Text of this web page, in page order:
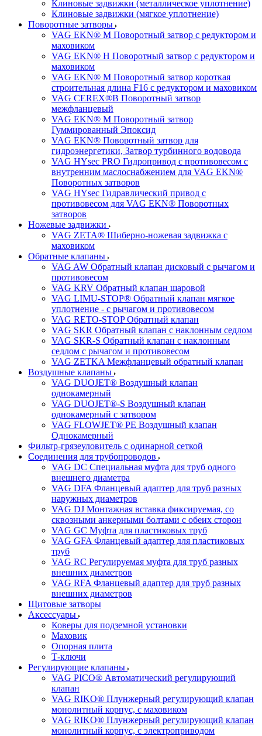
Клиновые задвижки (металлическое уплотнение)
Клиновые задвижки (мягкое уплотнение)
Поворотные затворы
VAG EKN® M Поворотный затвор с редуктором и
маховиком
VAG EKN® H Поворотный затвор с редуктором и
маховиком
VAG EKN® M Поворотный затвор короткая
строительная длина F16 с редуктором и маховиком
VAG CEREX®B Поворотный затвор
межфланцевый
VAG EKN® M Поворотный затвор
Гуммированный Эпоксид
VAG EKN® Поворотный затвор для
гидроэнергетики, Затвор турбинного водовода
VAG HYsec PRO Гидропривод с противовесом с
внутренним маслоснабжением для VAG EKN®
Поворотных затворов
VAG HYsec Гидравлический привод с
противовесом для VAG EKN® Поворотных
затворов
Ножевые задвижки
VAG ZETA® Шиберно-ножевая задвижка с
маховиком
Обратные клапаны
VAG AW Обратный клапан дисковый с рычагом и
противовесом
VAG KRV Обратный клапан шаровой
VAG LIMU-STOP® Обратный клапан мягкое
уплотнение - с рычагом и противовесом
VAG RETO-STOP Обратный клапан
VAG SKR Обратный клапан с наклонным седлом
VAG SKR-S Обратный клапан с наклонным
седлом с рычагом и противовесом
VAG ZETKA Межфланцевый обратный клапан
Воздушные клапаны
VAG DUOJET® Воздушный клапан
однокамерный
VAG DUOJET®-S Воздушный клапан
однокамерный с затвором
VAG FLOWJET® PE Воздушный клапан
Однокамерный
Фильтр-грязеуловитель с одинарной сеткой
Соединения для трубопроводов
VAG DC Специальная муфта для труб одного
внешнего диаметра
VAG DFA Фланцевый адаптер для труб разных
наружных диаметров
VAG DJ Монтажная вставка фиксируемая, со
сквозными анкерными болтами с обеих сторон
VAG GC Муфта для пластиковых труб
VAG GFA Фланцевый адаптер для пластиковых
труб
VAG RC Регулируемая муфта для труб разных
внешних диаметров
VAG RFA Фланцевый адаптер для труб разных
внешних диаметров
Щитовые затворы
Аксессуары
Коверы для подземной установки
Маховик
Опорная плита
Т-ключи
Регулирующие клапаны
VAG PICO® Автоматический регулирующий
клапан
VAG RIKO® Плунжерный регулирующий клапан
монолитный корпус, с маховиком
VAG RIKO® Плунжерный регулирующий клапан
монолитный корпус, с электроприводом